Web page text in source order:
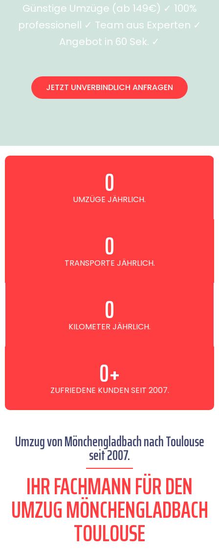
Günstige Umzüge (ab 149€) ✓ 100%
professionell ✓ Team aus Experten ✓
Angebot in 60 Sek. ✓
JETZT UNVERBINDLICH ANFRAGEN
UMZÜGE JÄHRLICH.
0
TRANSPORTE JÄHRLICH.
0
KILOMETER JÄHRLICH.
0
ZUFRIEDENE KUNDEN SEIT 2007.
0+
Umzug von Mönchengladbach nach Toulouse
seit 2007.
IHR FACHMANN FÜR DEN
UMZUG MÖNCHENGLADBACH
TOULOUSE